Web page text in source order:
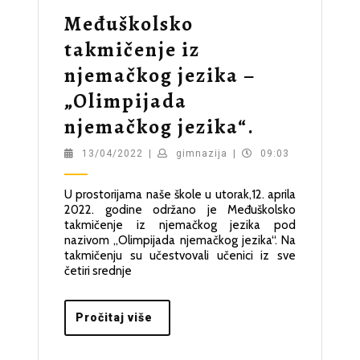
Međuškolsko
takmičenje iz
njemačkog jezika –
„Olimpijada
njemačkog jezika“.
jezika
–
13/04/2022 13/04/2022
| gimnazija gimnazija
| 09:03
U prostorijama naše škole u utorak,12. aprila
2022. godine održano je Međuškolsko
takmičenje iz njemačkog jezika pod
nazivom „Olimpijada njemačkog jezika“. Na
takmičenju su učestvovali učenici iz sve
četiri srednje
Pročitaj više
više